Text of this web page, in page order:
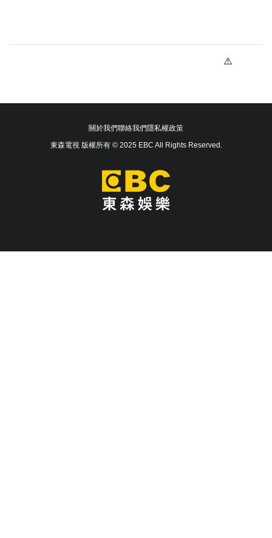
關於我們聯絡我們隱私權政策
東森電視 版權所有 © 2025 EBC All Rights Reserved.